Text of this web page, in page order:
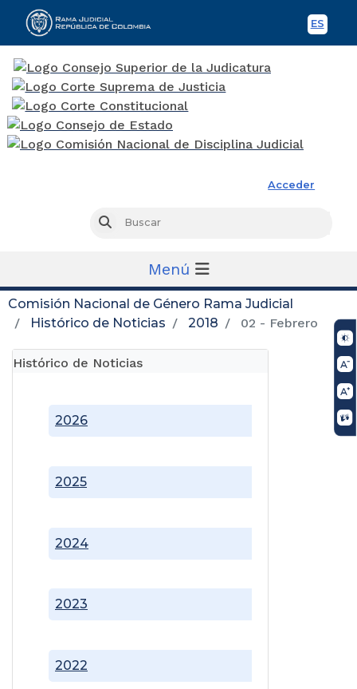
ES
Acceder
Buscar
Menú
Comisión Nacional de Género Rama Judicial
Histórico de Noticias
2018 02 - Febrero
Histórico de Noticias
2022
2023
2024
2025
2026